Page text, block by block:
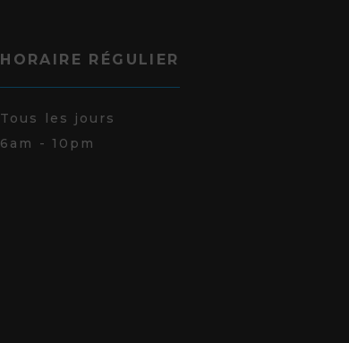
HORAIRE RÉGULIER
Tous les jours
6am - 10pm